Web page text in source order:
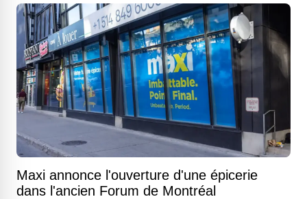
Maxi annonce l'ouverture d'une épicerie
dans l'ancien Forum de Montréal